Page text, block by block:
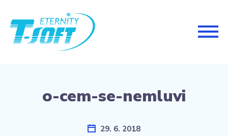
o-cem-se-nemluvi
29. 6. 2018